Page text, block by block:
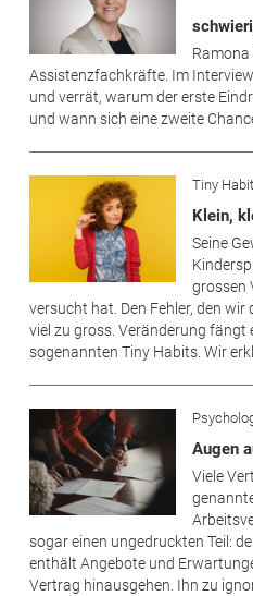
Assistenzfachkräfte. Im
und verrät, warum der erste
und wann sich eine zweite
Tiny
Klein,
Seine
grossen
versucht hat. Den Fehler, den
viel zu gross. Veränderung fängt
sogenannten Tiny Habits. Wir
Augen
Viele
sogar einen ungedruckten Teil:
enthält Angebote und
Vertrag hinausgehen. Ihn zu